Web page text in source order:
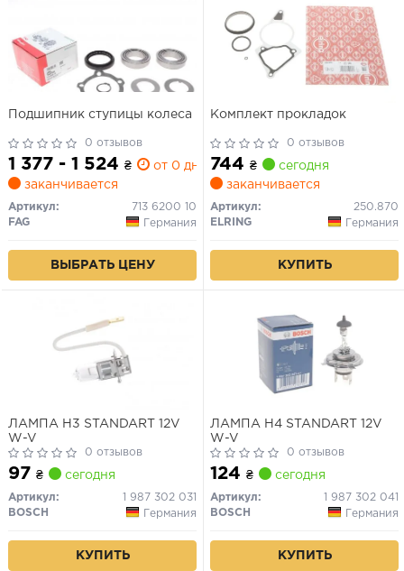
Подшипник ступицы колеса
0 отзывов
1 377 - 1 524 ₴
от 0 дн.
заканчивается
Артикул:
713 6200 10
FAG
Германия
ВЫБРАТЬ ЦЕНУ
Комплект прокладок
0 отзывов
744 ₴
сегодня
заканчивается
Артикул:
250.870
ELRING
Германия
КУПИТЬ
ЛАМПА H3 STANDART 12V
W-V
0 отзывов
97 ₴ сегодня
Артикул:
1 987 302 031
BOSCH
Германия
КУПИТЬ
ЛАМПА H4 STANDART 12V
W-V
0 отзывов
124 ₴ сегодня
Артикул:
1 987 302 041
BOSCH
Германия
КУПИТЬ